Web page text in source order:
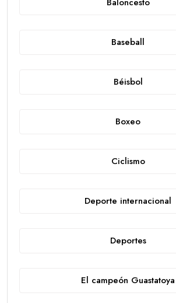
Baseball
Béisbol
Boxeo
Ciclismo
Deporte internacional
Deportes
El campeón Guastatoya